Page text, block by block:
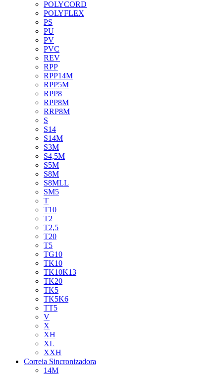
POLYCORD
POLYFLEX
PS
PU
PV
PVC
REV
RPP
RPP14M
RPP5M
RPP8
RPP8M
RRP8M
S
S14
S14M
S3M
S4,5M
S5M
S8M
S8MLL
SM5
T
T10
T2
T2,5
T20
T5
TG10
TK10
TK10K13
TK20
TK5
TK5K6
TT5
V
X
XH
XL
XXH
Correia Sincronizadora
14M